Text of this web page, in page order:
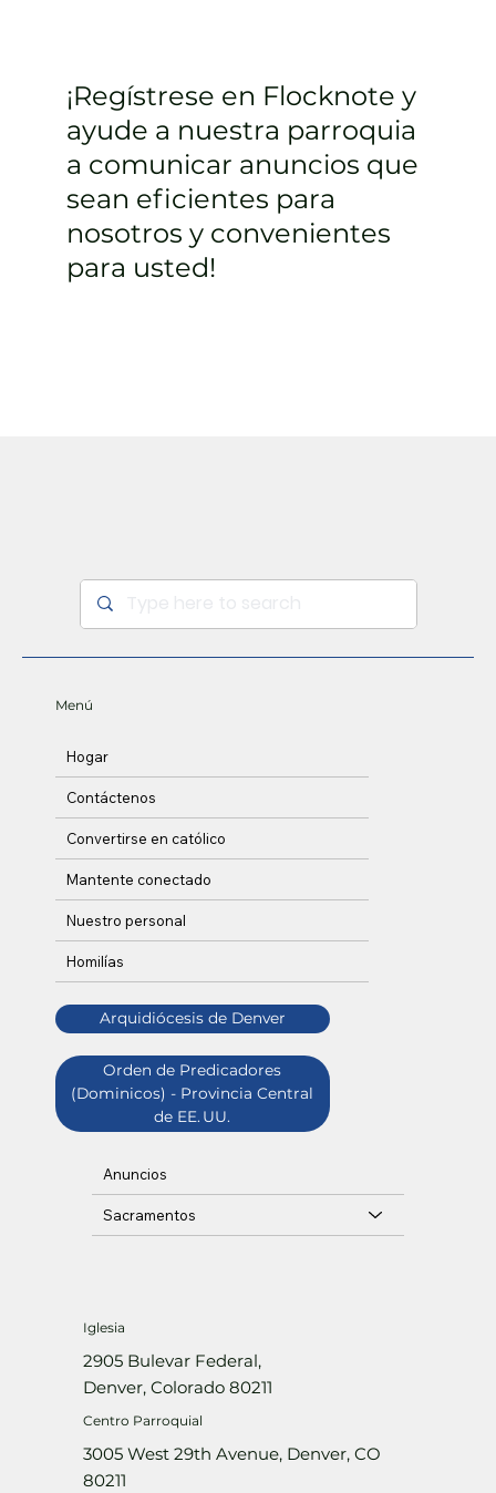
¡Regístrese en Flocknote y
ayude a nuestra parroquia
a comunicar anuncios que
sean eficientes para
nosotros y convenientes
para usted!
Menú
Hogar
Contáctenos
Convertirse en católico
Mantente conectado
Nuestro personal
Homilías
Arquidiócesis de Denver
Orden de Predicadores
(Dominicos) - Provincia Central
de EE. UU.
Anuncios
Sacramentos
Iglesia
2905 Bulevar Federal,
Denver, Colorado 80211
Centro Parroquial
3005 West 29th Avenue, Denver, CO
80211